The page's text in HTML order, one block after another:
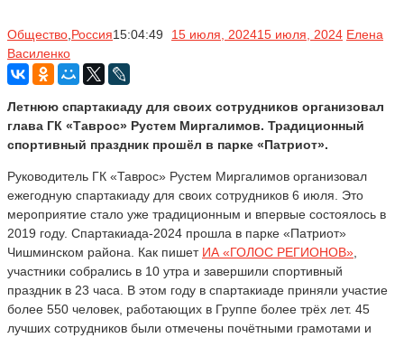
Общество Россия15:04:49 15 июля, 202415 июля, 2024 Елена
Василенко
Летнюю спартакиаду для своих сотрудников организовал
глава ГК «Таврос» Рустем Миргалимов. Традиционный
спортивный праздник прошёл в парке «Патриот».
Руководитель ГК «Таврос» Рустем Миргалимов организовал
ежегодную спартакиаду для своих сотрудников 6 июля. Это
мероприятие стало уже традиционным и впервые состоялось в
2019 году. Спартакиада-2024 прошла в парке «Патриот»
Чишминском района. Как пишет ИА «ГОЛОС РЕГИОНОВ»
участники собрались в 10 утра и завершили спортивный
праздник в 23 часа. В этом году в спартакиаде приняли участие
более 550 человек, работающих в Группе более трёх лет. 45
лучших сотрудников были отмечены почётными грамотами и